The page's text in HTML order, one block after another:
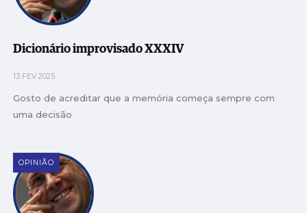
Dicionário improvisado XXXIV
13 FEV 2025
Gosto de acreditar que a memória começa sempre com
uma decisão
OPINIÃO